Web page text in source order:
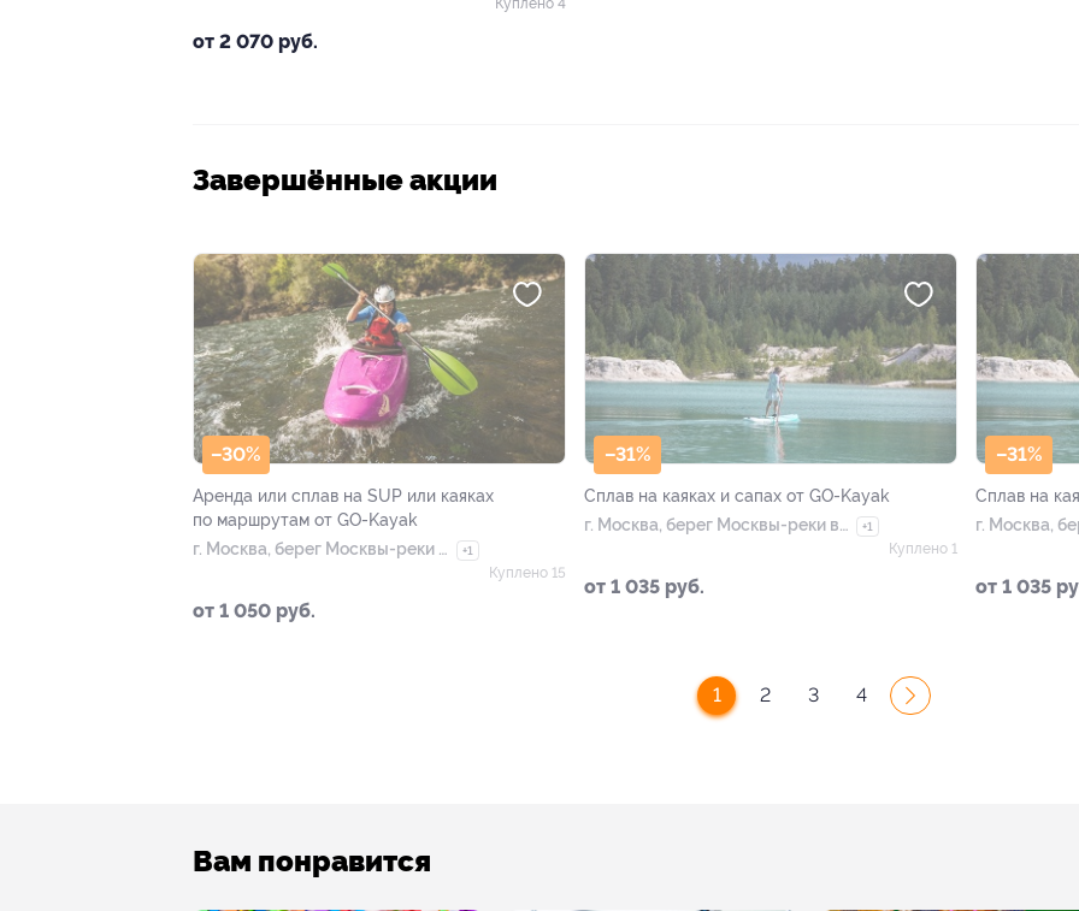
от 2 070 руб.
Куплено 4
Завершённые акции
–30%
Аренда или сплав на SUP или каяках
по маршрутам от GO-Kayak
г. Москва, берег Москвы-реки в
+1
от 1 050 руб.
Куплено 15
–31%
Cплав на каяках и сапах от GO-Kayak
г. Москва, берег Москвы-реки в
+1
от 1 035 руб.
Куплено 1
–31%
Cплав на
г. Москва,
от 1 035
1 2 3 4
Вам понравится